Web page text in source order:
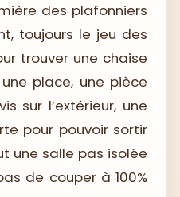
des plafonniers
toujours le jeu des
trouver une chaise
place, une pièce
sur l’extérieur, une
pour pouvoir sortir
une salle pas isolée
de couper à 100%